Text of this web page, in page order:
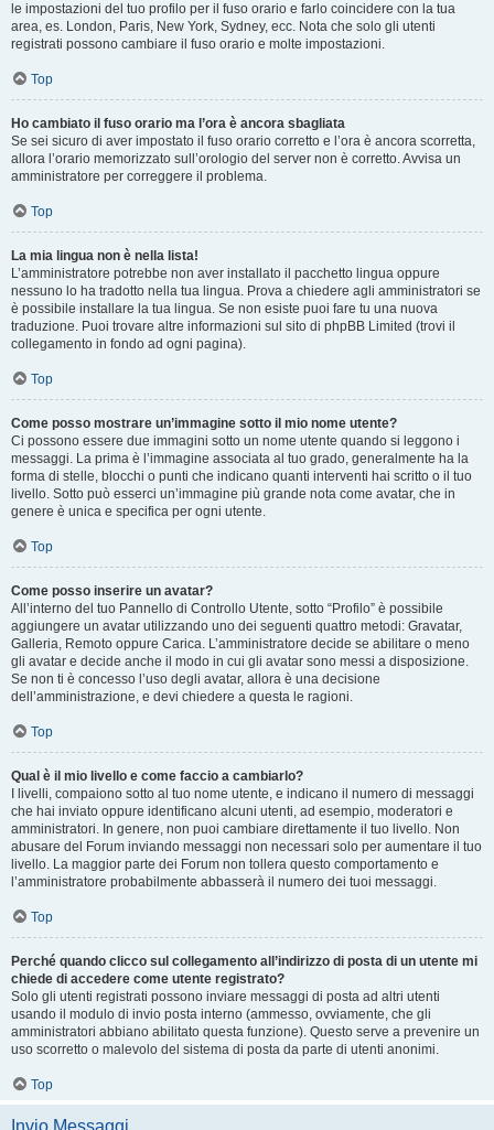
le impostazioni del tuo profilo per il fuso orario e farlo coincidere con la tua
area, es. London, Paris, New York, Sydney, ecc. Nota che solo gli utenti
registrati possono cambiare il fuso orario e molte impostazioni.
Top
Ho cambiato il fuso orario ma l’ora è ancora sbagliata
Se sei sicuro di aver impostato il fuso orario corretto e l’ora è ancora scorretta,
allora l’orario memorizzato sull’orologio del server non è corretto. Avvisa un
amministratore per correggere il problema.
Top
La mia lingua non è nella lista!
L’amministratore potrebbe non aver installato il pacchetto lingua oppure
nessuno lo ha tradotto nella tua lingua. Prova a chiedere agli amministratori se
è possibile installare la tua lingua. Se non esiste puoi fare tu una nuova
traduzione. Puoi trovare altre informazioni sul sito di phpBB Limited (trovi il
collegamento in fondo ad ogni pagina).
Top
Come posso mostrare un’immagine sotto il mio nome utente?
Ci possono essere due immagini sotto un nome utente quando si leggono i
messaggi. La prima è l’immagine associata al tuo grado, generalmente ha la
forma di stelle, blocchi o punti che indicano quanti interventi hai scritto o il tuo
livello. Sotto può esserci un’immagine più grande nota come avatar, che in
genere è unica e specifica per ogni utente.
Top
Come posso inserire un avatar?
All’interno del tuo Pannello di Controllo Utente, sotto “Profilo” è possibile
aggiungere un avatar utilizzando uno dei seguenti quattro metodi: Gravatar,
Galleria, Remoto oppure Carica. L’amministratore decide se abilitare o meno
gli avatar e decide anche il modo in cui gli avatar sono messi a disposizione.
Se non ti è concesso l’uso degli avatar, allora è una decisione
dell’amministrazione, e devi chiedere a questa le ragioni.
Top
Qual è il mio livello e come faccio a cambiarlo?
I livelli, compaiono sotto al tuo nome utente, e indicano il numero di messaggi
che hai inviato oppure identificano alcuni utenti, ad esempio, moderatori e
amministratori. In genere, non puoi cambiare direttamente il tuo livello. Non
abusare del Forum inviando messaggi non necessari solo per aumentare il tuo
livello. La maggior parte dei Forum non tollera questo comportamento e
l’amministratore probabilmente abbasserà il numero dei tuoi messaggi.
Top
Perché quando clicco sul collegamento all’indirizzo di posta di un utente mi
chiede di accedere come utente registrato?
Solo gli utenti registrati possono inviare messaggi di posta ad altri utenti
usando il modulo di invio posta interno (ammesso, ovviamente, che gli
amministratori abbiano abilitato questa funzione). Questo serve a prevenire un
uso scorretto o malevolo del sistema di posta da parte di utenti anonimi.
Top
Invio Messaggi